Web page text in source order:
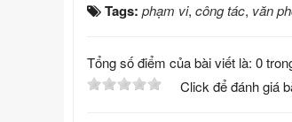
Tags: phạm vi, công tác, văn
Tổng số điểm của bài viết là: 0
Click để đánh giá